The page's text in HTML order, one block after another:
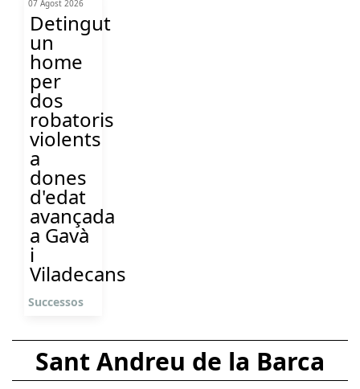
07 Agost 2026
Detingut
un
home
per
dos
robatoris
violents
a
dones
d'edat
avançada
a Gavà
i
Viladecans
Successos
Sant Andreu de la Barca